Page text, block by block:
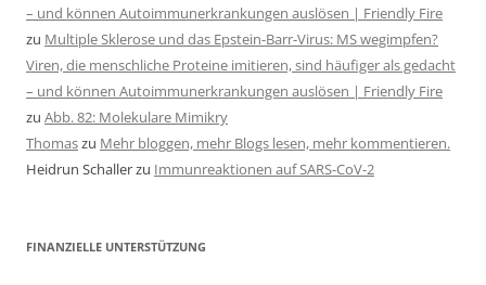
– und können Autoimmunerkrankungen auslösen | Friendly Fire
zu Multiple Sklerose und das Epstein-Barr-Virus: MS wegimpfen?
Viren, die menschliche Proteine imitieren, sind häufiger als gedacht
– und können Autoimmunerkrankungen auslösen | Friendly Fire
zu Abb. 82: Molekulare Mimikry
Thomaszu Mehr bloggen, mehr Blogs lesen, mehr kommentieren.
Heidrun Schallerzu Immunreaktionen auf SARS-CoV-2
FINANZIELLE UNTERSTÜTZUNG